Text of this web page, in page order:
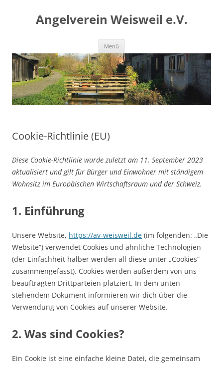
Angelverein Weisweil e.V.
Menü
springen
Cookie-Richtlinie (EU)
Diese Cookie-Richtlinie wurde zuletzt am 11. September 2023
aktualisiert und gilt für Bürger und Einwohner mit ständigem
Wohnsitz im Europäischen Wirtschaftsraum und der Schweiz.
1. Einführung
Unsere Website, https://av-weisweil.de (im folgenden: „Die
Website“) verwendet Cookies und ähnliche Technologien
(der Einfachheit halber werden all diese unter „Cookies“
zusammengefasst). Cookies werden außerdem von uns
beauftragten Drittparteien platziert. In dem unten
stehendem Dokument informieren wir dich über die
Verwendung von Cookies auf unserer Website.
2. Was sind Cookies?
Ein Cookie ist eine einfache kleine Datei, die gemeinsam